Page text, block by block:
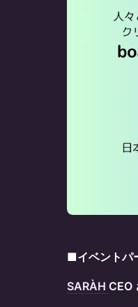
■イベントパ
SARÀH CEO